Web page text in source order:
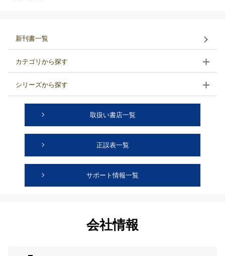
新刊書一覧
カテゴリから探す
シリーズから探す
取扱い書店一覧
正誤表一覧
サポート情報一覧
会社情報